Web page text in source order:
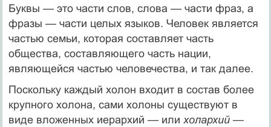
Буквы — это части слов, слова — части фраз, а
фразы — части целых языков. Человек является
частью семьи, которая составляет часть
общества, составляющего часть нации,
являющейся частью человечества, и так далее.
Поскольку каждый холон входит в состав более
крупного холона, сами холоны существуют в
виде вложенных иерархий — или холархий—